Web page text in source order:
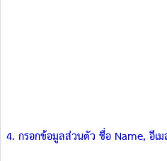
4. กรอกข้อมูลส่วนตัว ชื่อ Name, อีเ